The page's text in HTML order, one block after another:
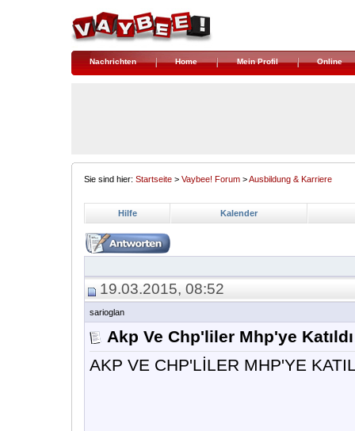
Nachrichten Home Mein Profil Online
Sie sind hier: Startseite > Vaybee! Forum >Ausbildung & Karriere
Hilfe Kalender
19.03.2015, 08:52
sarioglan
Akp Ve Chp'liler Mhp'ye
AKP VE CHP'LİLER MHP'YE